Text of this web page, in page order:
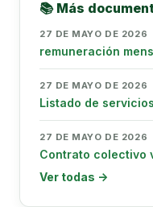
📚 Más
27 DE MAYO DE 2026
remuneración
27 DE MAYO DE 2026
Listado de
27 DE MAYO DE 2026
Contrato colectivo
Ver todas →